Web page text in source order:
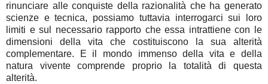
rinunciare alle conquiste della razionalità che ha generato
scienze e tecnica, possiamo tuttavia interrogarci sui loro
limiti e sul necessario rapporto che essa intrattiene con le
dimensioni della vita che costituiscono la sua alterità
complementare. E il mondo immenso della vita e della
natura vivente comprende proprio la totalità di questa
alterità.